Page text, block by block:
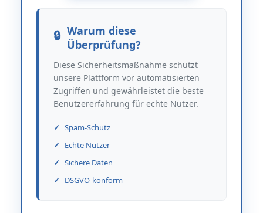
Warum diese
Überprüfung?
Diese Sicherheitsmaßnahme schützt
unsere Plattform vor automatisierten
Zugriffen und gewährleistet die beste
Benutzererfahrung für echte Nutzer.
Spam-Schutz
Echte Nutzer
Sichere Daten
DSGVO-konform